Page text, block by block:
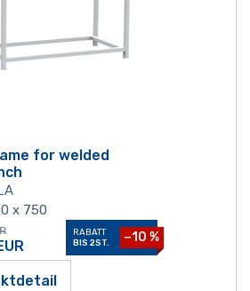
for welded
x 750
RABATT
BIS 2ST.
−10 %